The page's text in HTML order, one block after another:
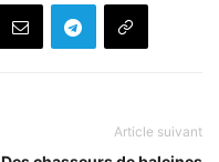
Article suivant